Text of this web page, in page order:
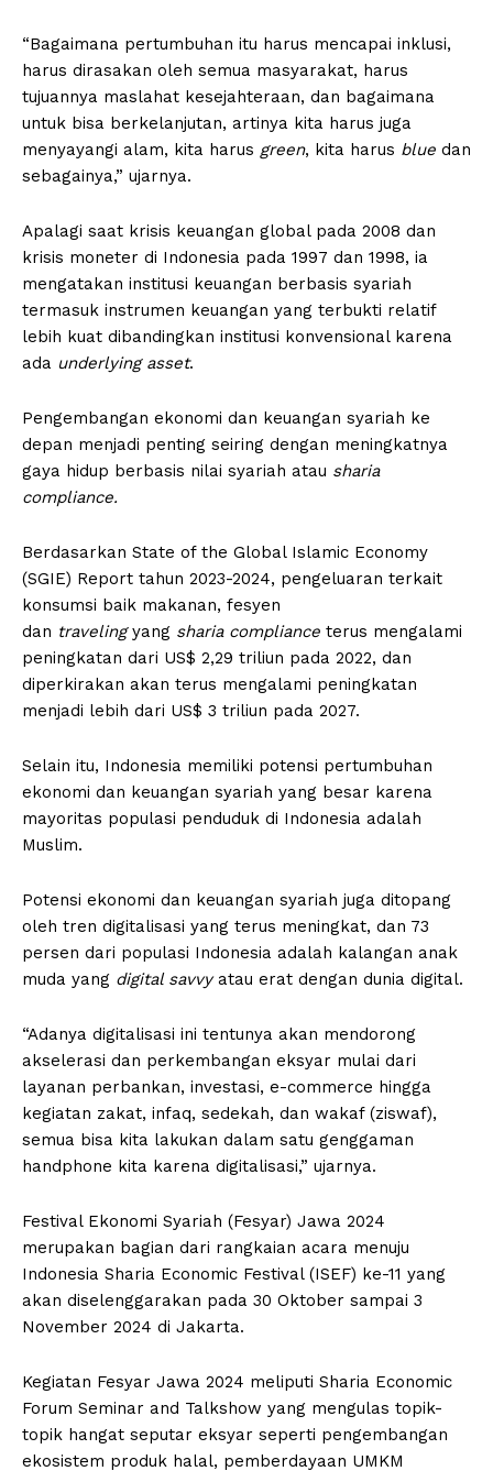
“Bagaimana pertumbuhan itu harus mencapai inklusi,
harus dirasakan oleh semua masyarakat, harus
tujuannya maslahat kesejahteraan, dan bagaimana
untuk bisa berkelanjutan, artinya kita harus juga
menyayangi alam, kita harus green, kita harus blue dan
sebagainya,” ujarnya.
Apalagi saat krisis keuangan global pada 2008 dan
krisis moneter di Indonesia pada 1997 dan 1998, ia
mengatakan institusi keuangan berbasis syariah
termasuk instrumen keuangan yang terbukti relatif
lebih kuat dibandingkan institusi konvensional karena
ada underlying asset.
Pengembangan ekonomi dan keuangan syariah ke
depan menjadi penting seiring dengan meningkatnya
gaya hidup berbasis nilai syariah atau sharia
compliance.
Berdasarkan State of the Global Islamic Economy
(SGIE) Report tahun 2023-2024, pengeluaran terkait
konsumsi baik makanan, fesyen
dan travelingyang sharia compliance terus mengalami
peningkatan dari US$ 2,29 triliun pada 2022, dan
diperkirakan akan terus mengalami peningkatan
menjadi lebih dari US$ 3 triliun pada 2027.
Selain itu, Indonesia memiliki potensi pertumbuhan
ekonomi dan keuangan syariah yang besar karena
mayoritas populasi penduduk di Indonesia adalah
Muslim.
Potensi ekonomi dan keuangan syariah juga ditopang
oleh tren digitalisasi yang terus meningkat, dan 73
persen dari populasi Indonesia adalah kalangan anak
muda yang digital savvyatau erat dengan dunia digital.
“Adanya digitalisasi ini tentunya akan mendorong
akselerasi dan perkembangan eksyar mulai dari
layanan perbankan, investasi, e-commerce hingga
kegiatan zakat, infaq, sedekah, dan wakaf (ziswaf),
semua bisa kita lakukan dalam satu genggaman
handphone kita karena digitalisasi,” ujarnya.
Festival Ekonomi Syariah (Fesyar) Jawa 2024
merupakan bagian dari rangkaian acara menuju
Indonesia Sharia Economic Festival (ISEF) ke-11 yang
akan diselenggarakan pada 30 Oktober sampai 3
November 2024 di Jakarta.
Kegiatan Fesyar Jawa 2024 meliputi Sharia Economic
Forum Seminar and Talkshow yang mengulas topik-
topik hangat seputar eksyar seperti pengembangan
ekosistem produk halal, pemberdayaan UMKM